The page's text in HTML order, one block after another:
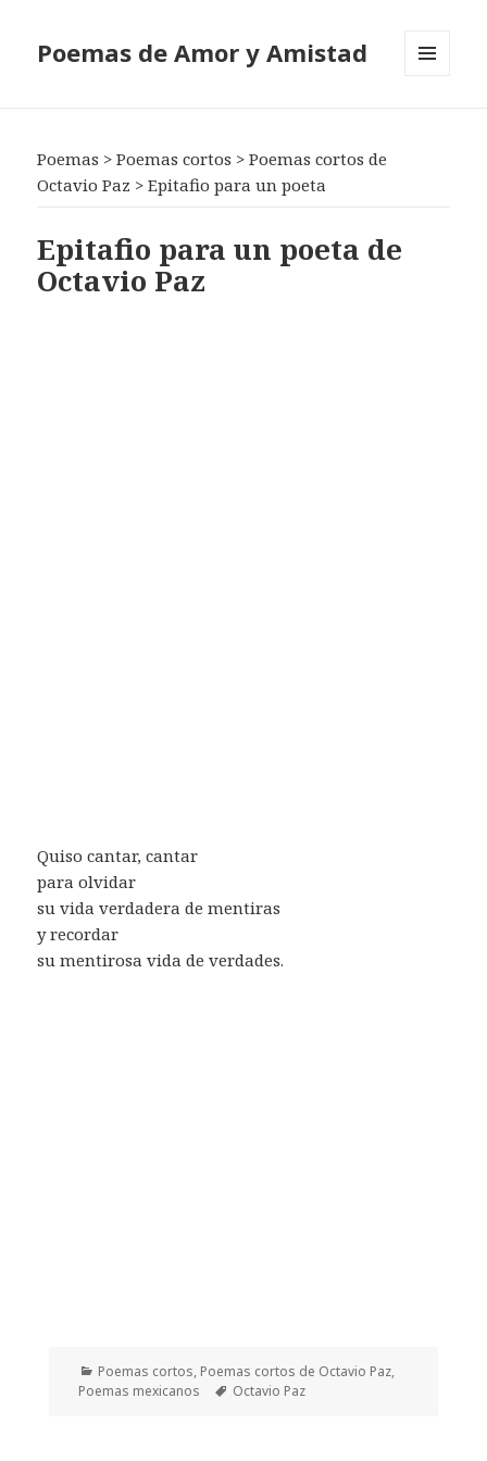
Poemas de Amor y Amistad
Poemas >Poemas cortos >Poemas cortos de
Octavio Paz >Epitafio para un poeta
Epitafio para un poeta de
Octavio Paz
Quiso cantar, cantar
para olvidar
su vida verdadera de mentiras
y recordar
su mentirosa vida de verdades.
Categorías
Poemas cortos, Poemas cortos de Octavio Paz,
Poemas mexicanos
Etiquetas
Octavio Paz